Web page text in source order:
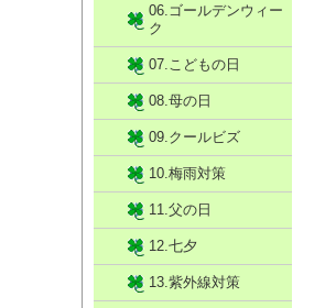
06.ゴールデンウィー
ク
07.こどもの日
08.母の日
09.クールビズ
10.梅雨対策
11.父の日
12.七夕
13.紫外線対策